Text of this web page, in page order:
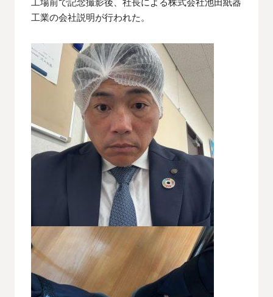
工場前で記念撮影後、社長による株式会社池田紙器
工業の会社説明が行われた。